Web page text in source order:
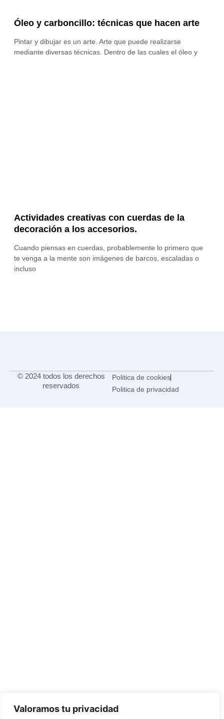
Valoramos tu privacidad
Óleo y carboncillo: técnicas que hacen arte
Pintar y dibujar es un arte. Arte que puede realizarse
mediante diversas técnicas. Dentro de las cuales el óleo y
Actividades creativas con cuerdas de la
decoración a los accesorios.
Cuando piensas en cuerdas, probablemente lo primero que
te venga a la mente son imágenes de barcos, escaladas o
incluso
© 2024 todos los derechos
reservados
Politica de cookies
Politica de privacidad